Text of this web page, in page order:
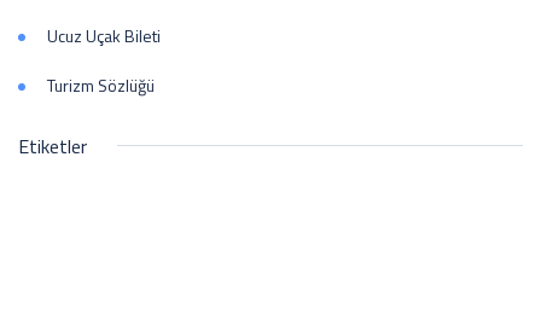
Ucuz Uçak Bileti
Turizm Sözlüğü
Etiketler